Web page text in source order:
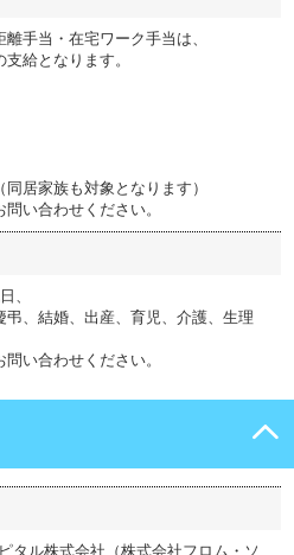
手当・在宅ワーク手当は、
給となります。
居家族も対象となります）
い合わせください。
、
、結婚、出産、育児、介護、生理
い合わせください。
タル株式会社（株式会社フロム・ソ